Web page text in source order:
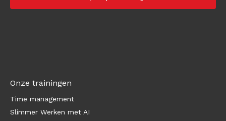
Onze trainingen
Time management
Slimmer Werken met AI